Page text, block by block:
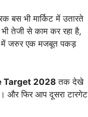
बस भी मार्किट में उतारते
तेजी से काम कर रहा है,
में जरुर एक मजबूत पकड़
Target 2028तक देखे
और फिर आप दूसरा टारगेट